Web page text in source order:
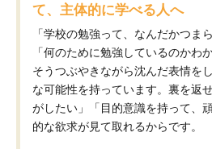
て、主体的に学べる人へ
「学校の勉強って、なんだかつまら
「何のために勉強しているのかわ
そうつぶやきながら沈んだ表情を
な可能性を持っています。裏を返
がしたい」「目的意識を持って、
的な欲求が見て取れるからです。